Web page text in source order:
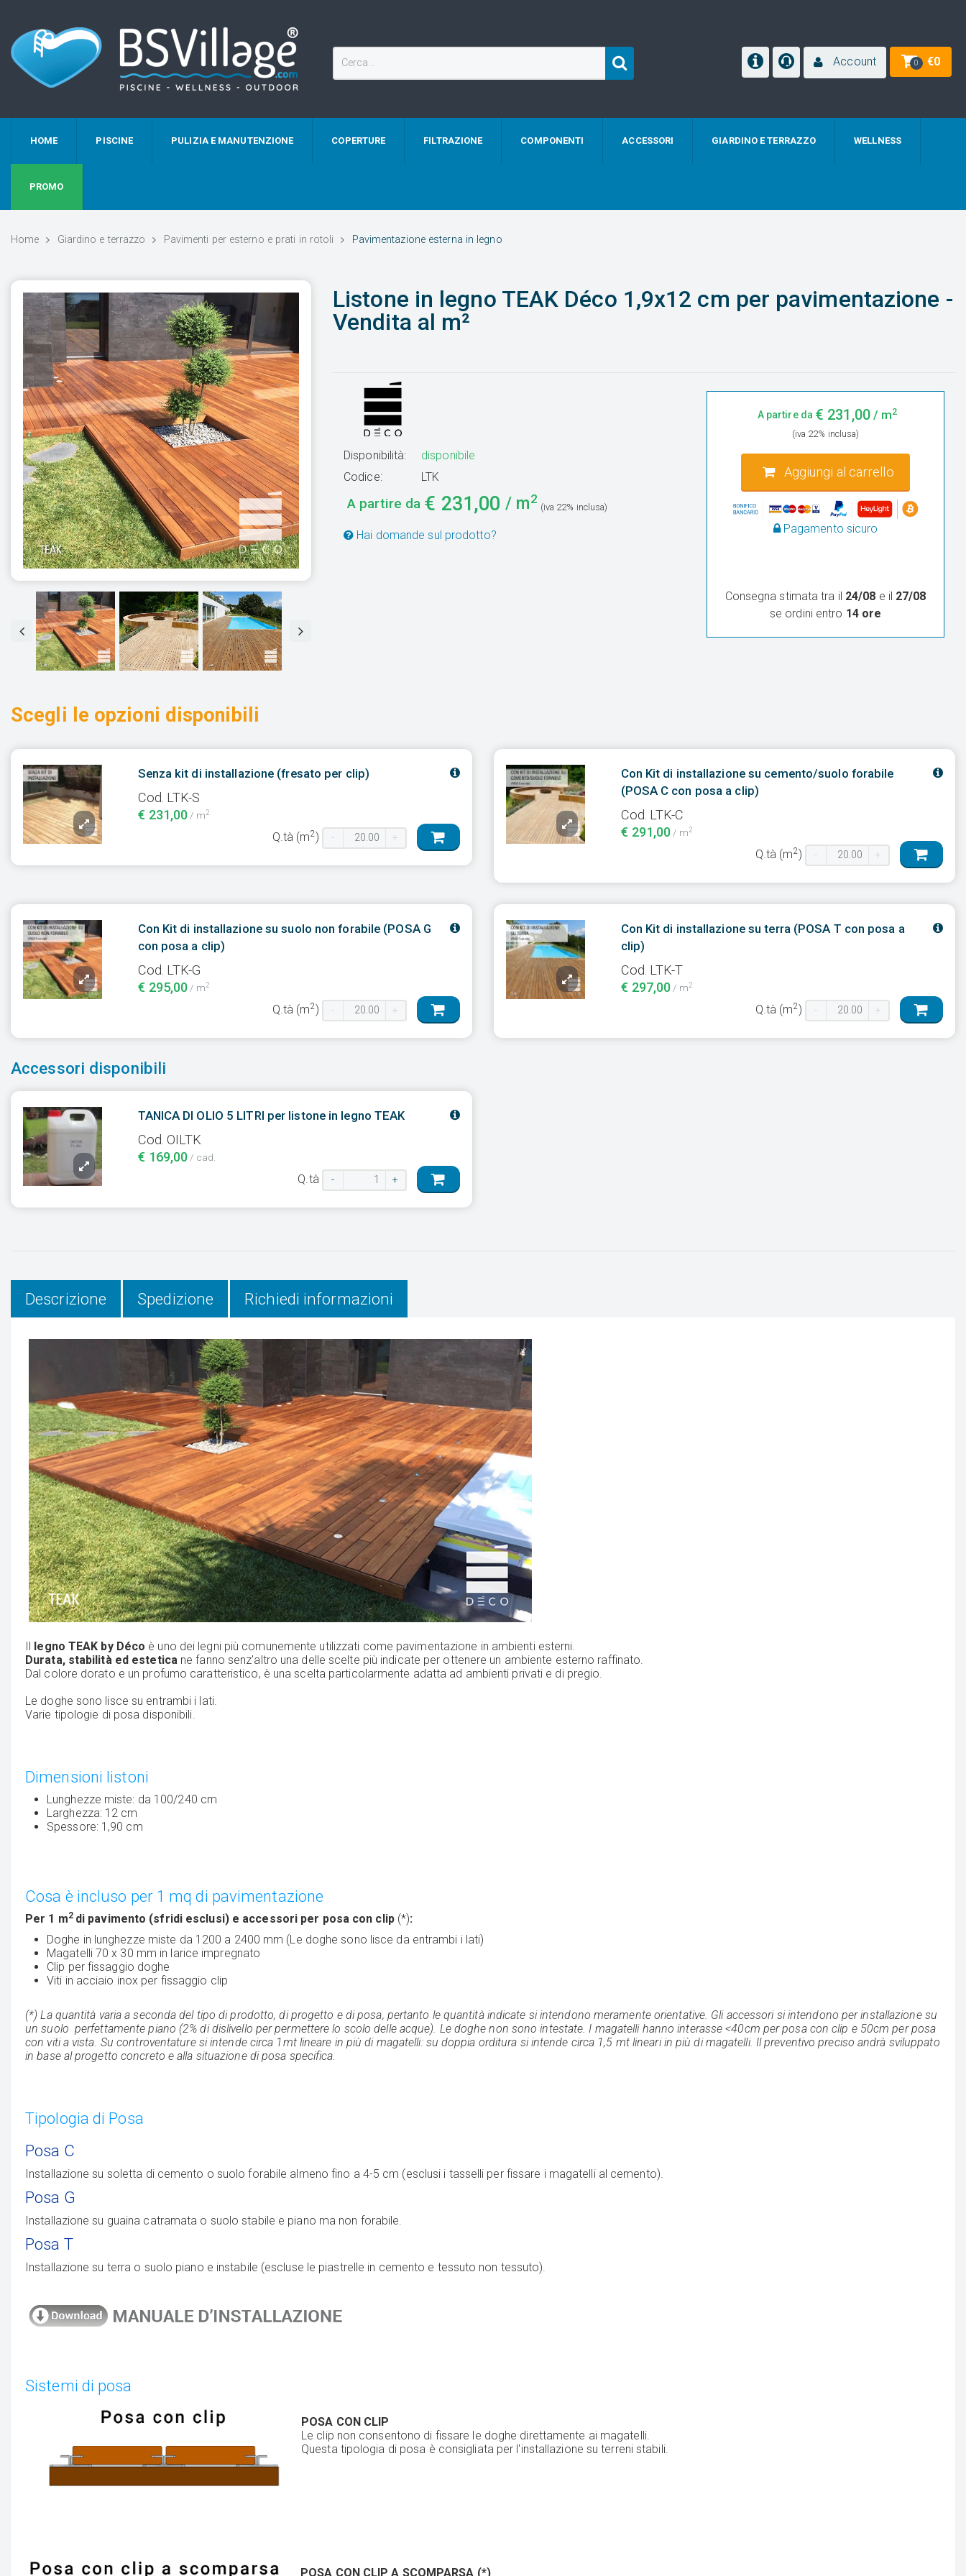
Account 0 €0
HOME PISCINE PULIZIA E MANUTENZIONE COPERTURE FILTRAZIONE COMPONENTI ACCESSORI GIARDINO E TERRAZZO WELLNESS
PROMO
Home Giardino e terrazzo Pavimenti per esterno e prati in rotoli Pavimentazione esterna in legno
Listone in legno TEAK Déco 1,9x12 cm per pavimentazione -
Vendita al m²
Disponibilità:
disponibile
Codice:
LTK
A partire da € 231,00 / m2
(iva 22% inclusa)
Hai domande sul prodotto?
A partire da € 231,00/ m2
(iva 22% inclusa)
Aggiungi al carrello
Pagamento sicuro
Consegna stimata tra il 24/08 e il 27/08
se ordini entro 14 ore
Scegli le opzioni disponibili
Senza kit di installazione (fresato per clip)
Cod. LTK-S
€ 231,00/ m2
Q.tà (m2) - +
Con Kit di installazione su cemento/suolo forabile
(POSA C con posa a clip)
Cod. LTK-C
€ 291,00/ m2
Q.tà (m2) - +
Con Kit di installazione su suolo non forabile (POSA G
con posa a clip)
Cod. LTK-G
€ 295,00/ m2
Q.tà (m2) - +
Con Kit di installazione su terra (POSA T con posa a
clip)
Cod. LTK-T
€ 297,00/ m2
Q.tà (m2) - +
Accessori disponibili
TANICA DI OLIO 5 LITRI per listone in legno TEAK
Cod. OILTK
€ 169,00/ cad.
Q.tà - +
Descrizione Spedizione Richiedi informazioni
Il legno TEAK by Déco è uno dei legni più comunemente utilizzati come pavimentazione in ambienti esterni.
Durata, stabilità ed esteticane fanno senz'altro una delle scelte più indicate per ottenere un ambiente esterno raffinato.
Dal colore dorato e un profumo caratteristico, è una scelta particolarmente adatta ad ambienti privati e di pregio.
Le doghe sono lisce su entrambi i lati.
Varie tipologie di posa disponibili.
Dimensioni listoni
Lunghezze miste: da 100/240 cm
Larghezza: 12 cm
Spessore: 1,90 cm
Cosa è incluso per 1 mq di pavimentazione
Per 1 m2 di pavimento (sfridi esclusi) e accessori per posa con clip (*):
Doghe in lunghezze miste da 1200 a 2400 mm (Le doghe sono lisce da entrambi i lati)
Magatelli 70 x 30 mm in larice impregnato
Clip per fissaggio doghe
Viti in acciaio inox per fissaggio clip
(*) La quantità varia a seconda del tipo di prodotto, di progetto e di posa, pertanto le quantità indicate si intendono meramente orientative. Gli accessori si intendono per installazione su
un suolo perfettamente piano (2% di dislivello per permettere lo scolo delle acque). Le doghe non sono intestate. I magatelli hanno interasse <40cm per posa con clip e 50cm per posa
con viti a vista. Su controventature si intende circa 1mt lineare in più di magatelli: su doppia orditura si intende circa 1,5 mt lineari in più di magatelli. Il preventivo preciso andrà sviluppato
in base al progetto concreto e alla situazione di posa specifica.
Tipologia di Posa
Posa C
Installazione su soletta di cemento o suolo forabile almeno fino a 4-5 cm (esclusi i tasselli per fissare i magatelli al cemento).
Posa G
Installazione su guaina catramata o suolo stabile e piano ma non forabile.
Posa T
Installazione su terra o suolo piano e instabile (escluse le piastrelle in cemento e tessuto non tessuto).
Sistemi di posa
POSA CON CLIP
Le clip non consentono di fissare le doghe direttamente ai magatelli.
Questa tipologia di posa è consigliata per l'installazione su terreni stabili.
POSA CON CLIP A SCOMPARSA (*)